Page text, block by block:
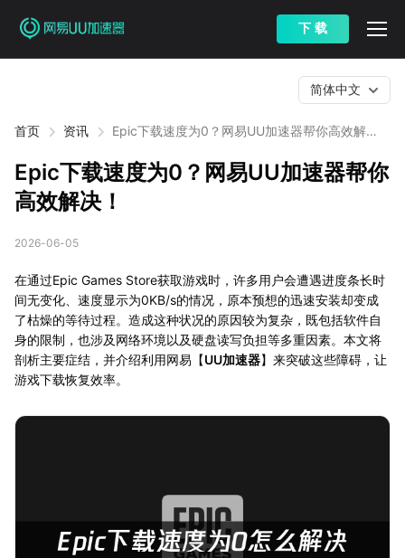
下 载
首页 资讯
Epic下载速度为0？网易UU加速器帮你高效解
简体中文
Epic下载速度为0？网易UU加速器帮你
高效解决！
2026-06-05
在通过Epic Games Store获取游戏时，许多用户会遭遇进度条长时
间无变化、速度显示为0KB/s的情况，原本预想的迅速安装却变成
了枯燥的等待过程。造成这种状况的原因较为复杂，既包括软件自
身的限制，也涉及网络环境以及硬盘读写负担等多重因素。本文将
剖析主要症结，并介绍利用网易【UU加速器】来突破这些障碍，让
游戏下载恢复效率。